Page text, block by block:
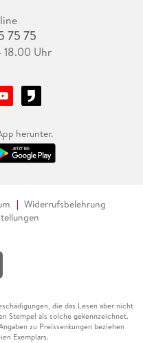
75 75
18.00 Uhr
herunter.
Widerrufsbelehrung
die das Lesen aber nicht
Stempel als solche gekennzeichnet.
zu Preissenkungen beziehen
Exemplars.